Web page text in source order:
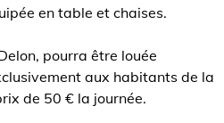
en table et chaises.
pourra être louée
aux habitants de la
de 50 € la journée.